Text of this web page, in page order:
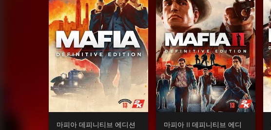
마피아 데피니티브 에디션
마피아 II 데피니티브 에디